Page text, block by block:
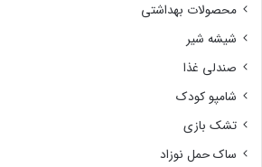
محصولات بهداشتی
شیشه شیر
صندلی غذا
شامپو کودک
تشک بازی
ساک حمل نوزاد